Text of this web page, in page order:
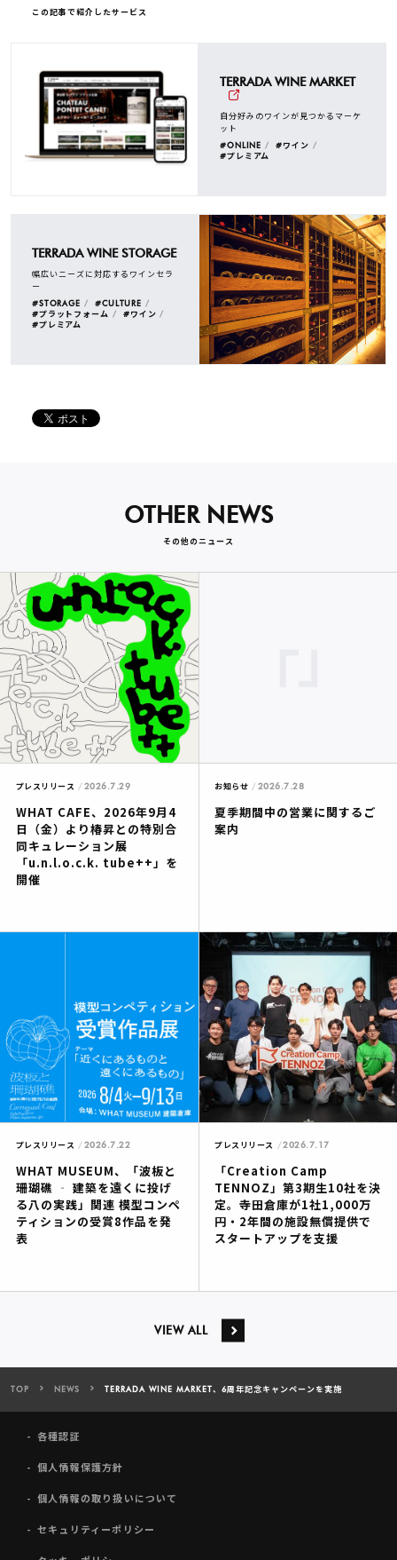
この記事で紹介したサービス
TERRADA WINE MARKET
自分好みのワインが見つかるマーケ
ット
#ONLINE
#ワイン
#プレミアム
TERRADA WINE STORAGE
幅広いニーズに対応するワインセラ
ー
#STORAGE
#CULTURE
#プラットフォーム
#ワイン
#プレミアム
OTHER NEWS
その他のニュース
プレスリリース 2026.7.29
WHAT CAFE、2026年9月4
日（金）より椿昇との特別合
同キュレーション展
「u.n.l.o.c.k. tube++」を
開催
お知らせ 2026.7.28
夏季期間中の営業に関するご
案内
プレスリリース 2026.7.22
WHAT MUSEUM、「波板と
珊瑚礁 ‐ 建築を遠くに投げ
る八の実践」関連 模型コンペ
ティションの受賞8作品を発
表
プレスリリース 2026.7.17
「Creation Camp
TENNOZ」第3期生10社を決
定。寺田倉庫が1社1,000万
円・2年間の施設無償提供で
スタートアップを支援
VIEW ALL
TOP NEWS TERRADA WINE MARKET、6周年記念キャンペーンを実施
各種認証
個人情報保護方針
個人情報の取り扱いについて
セキュリティーポリシー